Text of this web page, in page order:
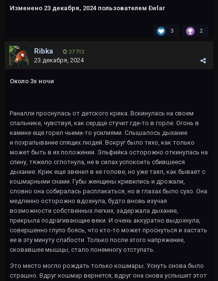
Изменено 23 декабря, 2024 пользователем Ewlar
3 2
Ribka 27 712
23 декабря, 2024
Около 3х ночи
Раналли проснулась от детского крика. Вскинулась на своем
спальнике, чувствуя, как сердце стучит где-то в горле. Огонь в
камине еще горел чьими-то усилиями. Слышалось дыхание
и похрапывание спящих людей. Вокруг было тихо, как только
может быть в их положении. Эльфийка осторожно откинулась на
спину, тяжело сглотнула, не в силах успокоить сбившееся
дыхание. Крик еще звенел в ее голове, но уже таял, как бывает с
кошмарными снами. Губы женщины кривились и дрожали,
словно она собиралась расплакаться, но в глазах было сухо. Она
медленно осторожно вдохнула, будто вновь изучая
возможности собственных легких, задержала дыхание,
прикрыла подрагивающие веки. И очень аккуратно выдохнула,
совершенно глупо боясь, что кто-то может проснуться и застать
ее в эту минуту слабости. Только после этого напряжение,
сковавшее мышцы, стало понемногу отступать.
Это место могло рождать только кошмары. Уснуть снова было
страшно. Вдруг кошмар вернется, вдруг она снова услышит этот